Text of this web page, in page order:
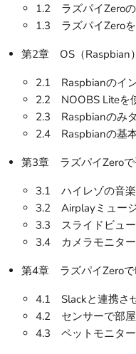
1.2 ラズパイZero
1.3 ラズパイZero
第2章 OS（Raspbian
2.1 Raspbianのイ
2.2 NOOBS Liteを
2.3 Raspbianのみ
2.4 Raspbianの基
第3章 ラズパイZeroで
3.1 ハイレゾの音楽
3.2 Airplayミュー
3.3 スライドビュー
3.4 カメラモニタ
第4章 ラズパイZeroで
4.1 Slackと連携さ
4.2 センサーで部屋
4.3 ペットモニター